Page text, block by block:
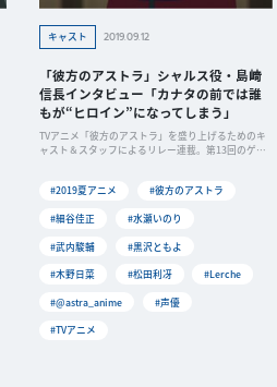
キャスト 2019.09.12
「彼方のアストラ」シャルス役・島﨑
信長インタビュー「カナタの前では誰
もが“ヒロイン”になってしまう」
TVアニメ「彼方のアストラ」を盛り上げるためのキ
ャスト＆スタッフによるリレー連載。第13回のゲス
#2019夏アニメ
#彼方のアストラ
#細谷佳正
#水瀬いのり
#武内駿輔
#黒沢ともよ
#木野日菜
#松田利冴
#Lerche
#@astra_anime
#声優
#TVアニメ